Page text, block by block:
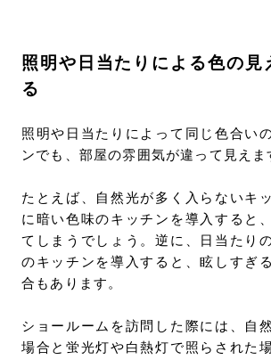
照明や日当たりによる色の見
る
照明や日当たりによって同じ色合い
ンでも、部屋の雰囲気が違って見えま
たとえば、自然光が多く入らないキ
に暗い色味のキッチンを導入すると
てしまうでしょう。逆に、日当たり
のキッチンを導入すると、眩しすぎ
合もあります。
ショールームを訪問した際には、自
場合と蛍光灯や白熱灯で照らされた